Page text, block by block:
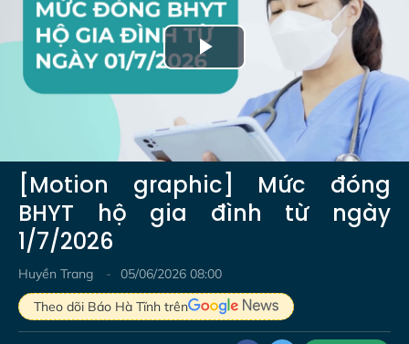
Play
Video
[Motion graphic] Mức đóng
BHYT hộ gia đình từ ngày
1/7/2026
Huyền Trang
05/06/2026 08:00
Theo dõi Báo Hà Tĩnh trên